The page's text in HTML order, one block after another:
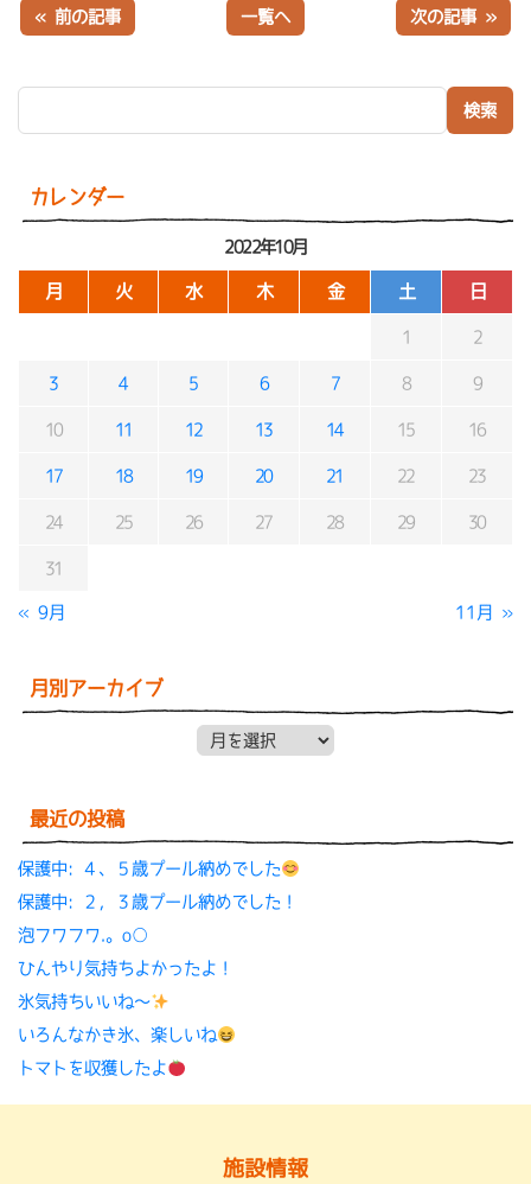
カレンダー
2022年10月
月 火 水 木 金 土 日
1 2
3 4 5 6 7 8 9
10 11 12 13 14 15 16
17 18 19 20 21 22 23
24 25 26 27 28 29 30
31
« 9月 11月 »
月別アーカイブ
最近の投稿
保護中: ４、５歳プール納めでした
保護中: ２，３歳プール納めでした！
泡フワフワ.。o○
ひんやり気持ちよかったよ！
氷気持ちいいね〜
いろんなかき氷、楽しいね
トマトを収獲したよ
« 前の記事 一覧へ 次の記事 »
施設情報